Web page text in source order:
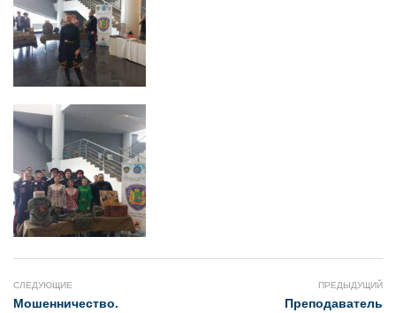
СЛЕДУЮЩИЕ
Мошенничество.
ПРЕДЫДУЩИЙ
Преподаватель